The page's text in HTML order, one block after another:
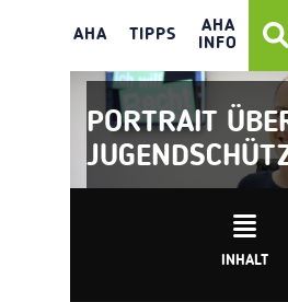
AHA TIPPS
AHA
INFO
PORTRAIT
INHALT